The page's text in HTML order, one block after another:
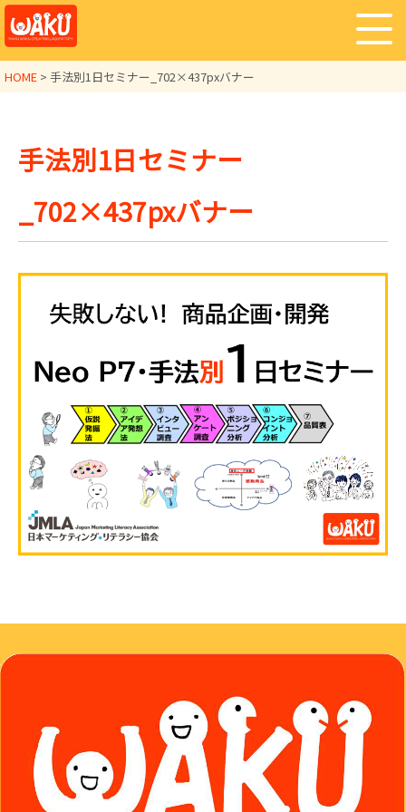
HOME > 手法別1日セミナー_702×437pxバナー
手法別1日セミナー
_702×437pxバナー